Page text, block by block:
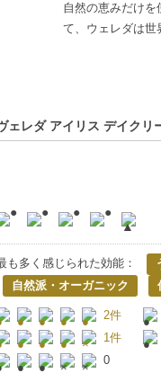
自然の恵みだけ
て、ウェレダは世
ェレダ アイリス デイクリ
も多く感じられた効能：
自然派・オーガニック
2件
1件
0